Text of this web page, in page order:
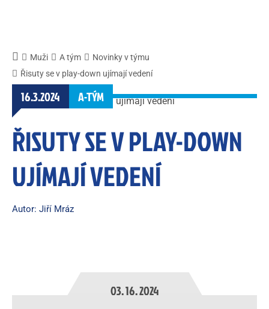
Muži A tým
Novinky v týmu
Řisuty se v play-down ujímají vedení
16.3.2024 A-TÝM
ŘISUTY SE V PLAY-DOWN
UJÍMAJÍ VEDENÍ
Autor: Jiří Mráz
03. 16. 2024